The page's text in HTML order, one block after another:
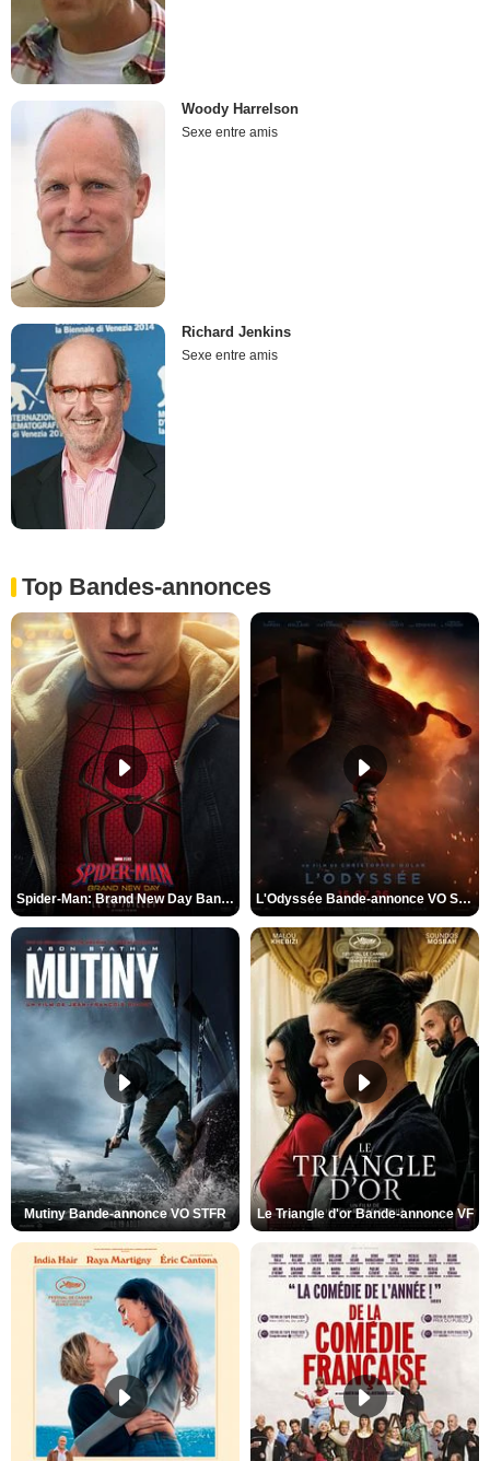
Woody Harrelson
Sexe entre amis
Richard Jenkins
Sexe entre amis
Top Bandes-annonces
Spider-Man: Brand New Day Bande-annonce VO STFR L'Odyssée Bande-annonce VO STFR
Mutiny Bande-annonce VO STFR Le Triangle d'or Bande-annonce VF